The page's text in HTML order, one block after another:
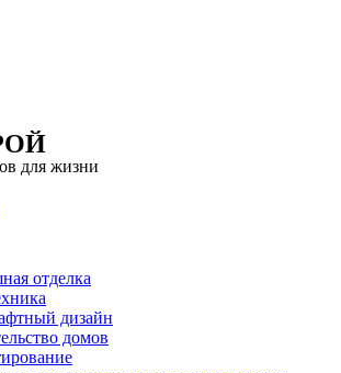
для жизни
отделка
дизайн
домов